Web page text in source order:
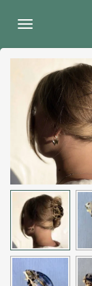
direct
naar
hoofdinhoud